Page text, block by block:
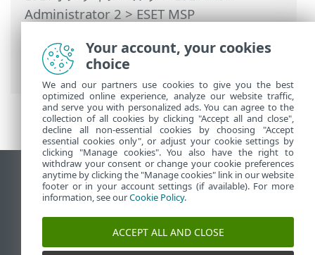
Administrator 2>ESET MSP
Office Securityの使用>ユーザーアクセス
と権限> 権限シナリオ
デスクトップサイトの表示
End of Life
ESETナレッジベース
ESETフォーラム
Your account, your cookies
choice
We and our partners use cookies to give you the best
optimized online experience, analyze our website traffic,
and serve you with personalized ads. You can agree to the
collection of all cookies by clicking "Accept all and close",
decline all non-essential cookies by choosing "Accept
essential cookies only", or adjust your cookie settings by
clicking "Manage cookies". You also have the right to
withdraw your consent or change your cookie preferences
anytime by clicking the "Manage cookies" link in our website
footer or in your account settings (if available). For more
information, see ourCookie Policy.
ACCEPT ALL AND CLOSE